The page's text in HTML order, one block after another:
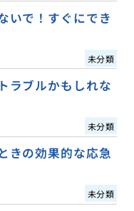
いで！すぐにでき
未分類
ラブルかもしれな
未分類
きの効果的な応急
未分類